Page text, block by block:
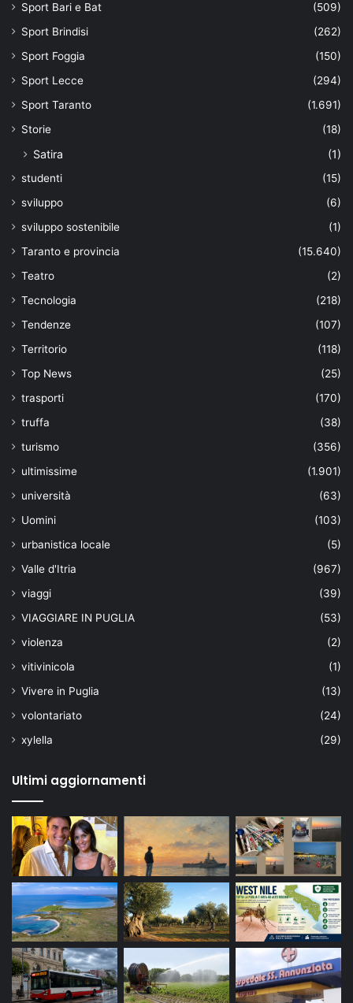
Sport Bari e Bat
(509)
Sport Brindisi
(262)
Sport Foggia
(150)
Sport Lecce
(294)
Sport Taranto
(1.691)
Storie
(18)
Satira (1)
studenti
(15)
sviluppo
(6)
sviluppo sostenibile
(1)
Taranto e provincia
(15.640)
Teatro
(2)
Tecnologia
(218)
Tendenze
(107)
Territorio
(118)
Top News
(25)
trasporti
(170)
truffa
(38)
turismo
(356)
ultimissime
(1.901)
università
(63)
Uomini
(103)
urbanistica locale
(5)
Valle d'Itria
(967)
viaggi
(39)
VIAGGIARE IN PUGLIA
(53)
violenza
(2)
vitivinicola
(1)
Vivere in Puglia
(13)
volontariato
(24)
xylella
(29)
Ultimi aggiornamenti